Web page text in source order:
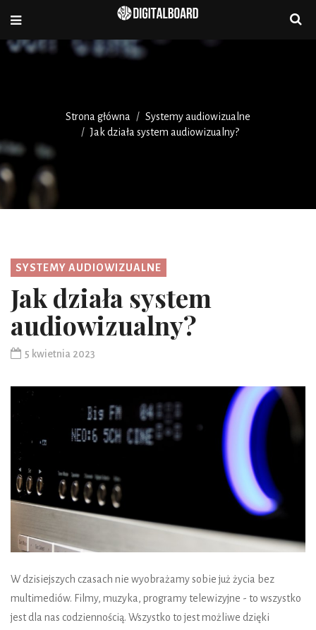
Strona główna
Systemy audiowizualne
Jak działa system audiowizualny?
SYSTEMY AUDIOWIZUALNE
Jak działa system
audiowizualny?
5 kwietnia 2023
W dzisiejszych czasach nie wyobrażamy sobie już życia bez
multimediów. Filmy, muzyka, programy telewizyjne - to wszystko
jest dla nas codziennością. Wszystko to jest możliwe dzięki